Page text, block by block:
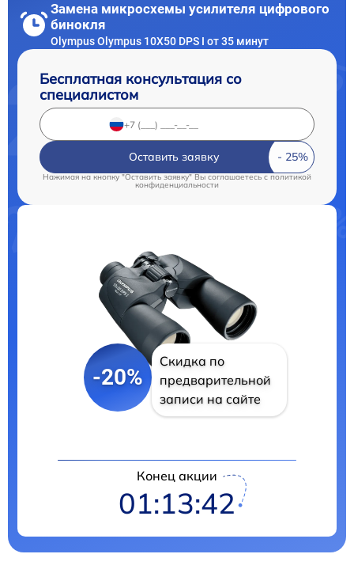
Замена микросхемы усилителя цифрового
бинокля
Olympus Olympus 10X50 DPS I от 35 минут
Бесплатная консультация со
специалистом
Оставить заявку
Нажимая на кнопку "Оставить заявку" Вы соглашаетесь c политикой
конфиденциальности
-20%
Скидка по
предварительной
записи на сайте
Конец акции
01:13:41